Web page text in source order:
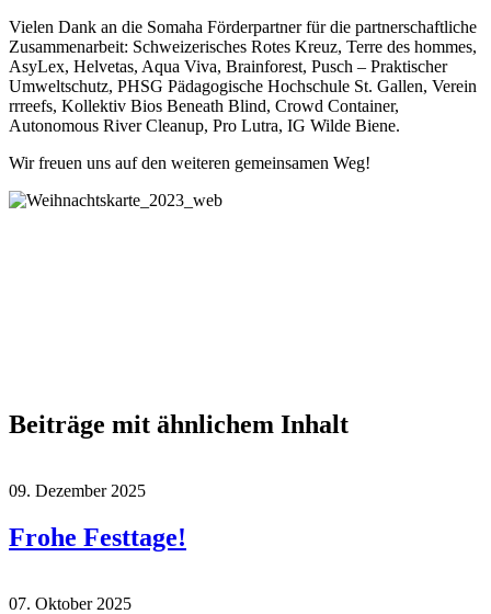
Vielen Dank an die Somaha Förderpartner für die partnerschaftliche
Zusammenarbeit: Schweizerisches Rotes Kreuz, Terre des hommes,
AsyLex, Helvetas, Aqua Viva, Brainforest, Pusch – Praktischer
Umweltschutz, PHSG Pädagogische Hochschule St. Gallen, Verein
rrreefs, Kollektiv Bios Beneath Blind, Crowd Container,
Autonomous River Cleanup, Pro Lutra, IG Wilde Biene.
Wir freuen uns auf den weiteren gemeinsamen Weg!
Beiträge mit ähnlichem Inhalt
09. Dezember 2025
Frohe Festtage!
07. Oktober 2025